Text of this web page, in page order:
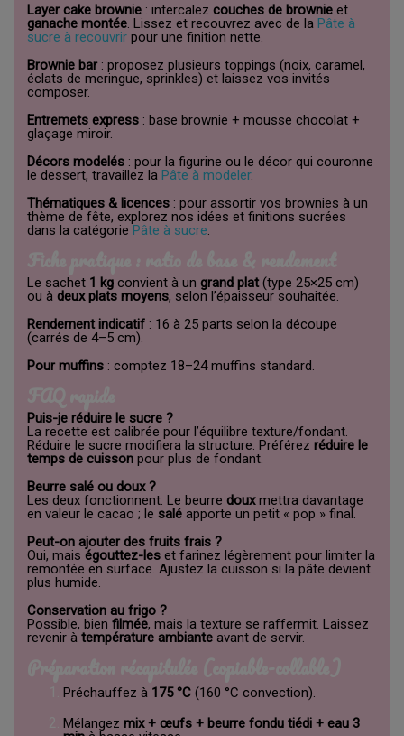
Layer cake brownie : intercalez couches de brownie et
ganache montée . Lissez et recouvrez avec de la Pâte à
sucre à recouvrir pour une finition nette.
Brownie bar: proposez plusieurs toppings (noix, caramel,
éclats de meringue, sprinkles) et laissez vos invités
composer.
Entremets express : base brownie + mousse chocolat +
glaçage miroir.
Décors modelés : pour la figurine ou le décor qui couronne
le dessert, travaillez la Pâte à modeler.
Thématiques & licences : pour assortir vos brownies à un
thème de fête, explorez nos idées et finitions sucrées
dans la catégorie Pâte à sucre
Le sachet 1 kg convient à un grand plat(type 25×25 cm)
ou à deux plats moyens, selon l’épaisseur souhaitée.
Rendement indicatif : 16 à 25 parts selon la découpe
(carrés de 4–5 cm).
Pour muffins : comptez 18–24 muffins standard.
Puis-je réduire le sucre ?
La recette est calibrée pour l’équilibre texture/fondant.
Réduire le sucre modifiera la structure. Préférez réduire le
temps de cuisson pour plus de fondant.
Beurre salé ou doux ?
Les deux fonctionnent. Le beurre douxmettra davantage
en valeur le cacao ; le salé apporte un petit « pop » final.
Peut-on ajouter des fruits frais ?
Oui, mais égouttez-les et farinez légèrement pour limiter la
remontée en surface. Ajustez la cuisson si la pâte devient
plus humide.
Conservation au frigo ?
Possible, bien filmée, mais la texture se raffermit. Laissez
revenir à température ambiante avant de servir.
Préchauffez à 175 °C (160 °C convection).
Mélangez mix + œufs + beurre fondu tiédi + eau 3